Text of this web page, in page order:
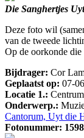
Die Sanghertjes
Deze foto wil
van de tweede
Op de oorkonde
Bijdrager: Cor
Geplaatst op: 07-
Locatie 1.:
Onderwerp.:
Cantorum, Uyt die
Fotonummer: